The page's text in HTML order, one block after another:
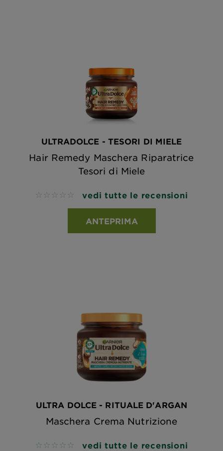
ULTRADOLCE - TESORI DI MIELE
Hair Remedy Maschera Riparatrice
Tesori di Miele
No reviews vedi tutte le recensioni
ANTEPRIMA
ULTRA DOLCE - RITUALE D'ARGAN
Maschera Crema Nutrizione
No reviews vedi tutte le recensioni